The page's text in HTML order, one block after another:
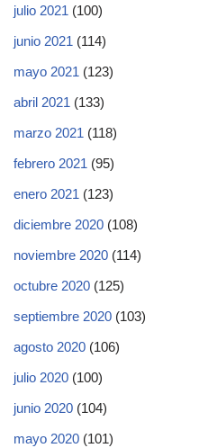
julio 2021 (100)
junio 2021 (114)
mayo 2021 (123)
abril 2021 (133)
marzo 2021 (118)
febrero 2021 (95)
enero 2021 (123)
diciembre 2020 (108)
noviembre 2020 (114)
octubre 2020 (125)
septiembre 2020 (103)
agosto 2020 (106)
julio 2020 (100)
junio 2020 (104)
mayo 2020 (101)